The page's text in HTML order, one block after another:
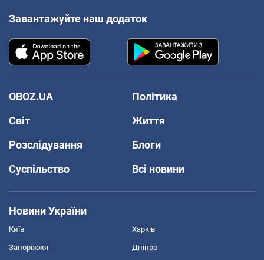
Завантажуйте наш додаток
OBOZ.UA
Політика
Світ
Життя
Розслідування
Блоги
Суспільство
Всі новини
Новини України
Київ Харків
Запоріжжя Дніпро